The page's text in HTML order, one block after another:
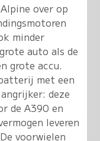
over op
minder
auto als de
grote accu.
met een
deze
de A390 en
leveren
voorwielen